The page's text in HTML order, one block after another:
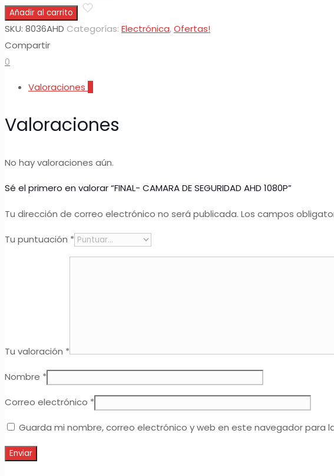
CAMARA
DE
SEGURIDAD
AHD
cantidad
Añadir al carrito
SKU: 8036AHD Categorías: Electrónica,Ofertas!
Compartir
0
Valoraciones
Valoraciones
No hay valoraciones aún.
Sé el primero en valorar “FINAL- CAMARA DE SEGURIDAD AHD 1080P”
Tu dirección de correo electrónico no será publicada. Los campos
Tu puntuación *
Tu valoración *
Nombre *
Correo electrónico *
Guarda mi nombre, correo electrónico y web en este navegador para